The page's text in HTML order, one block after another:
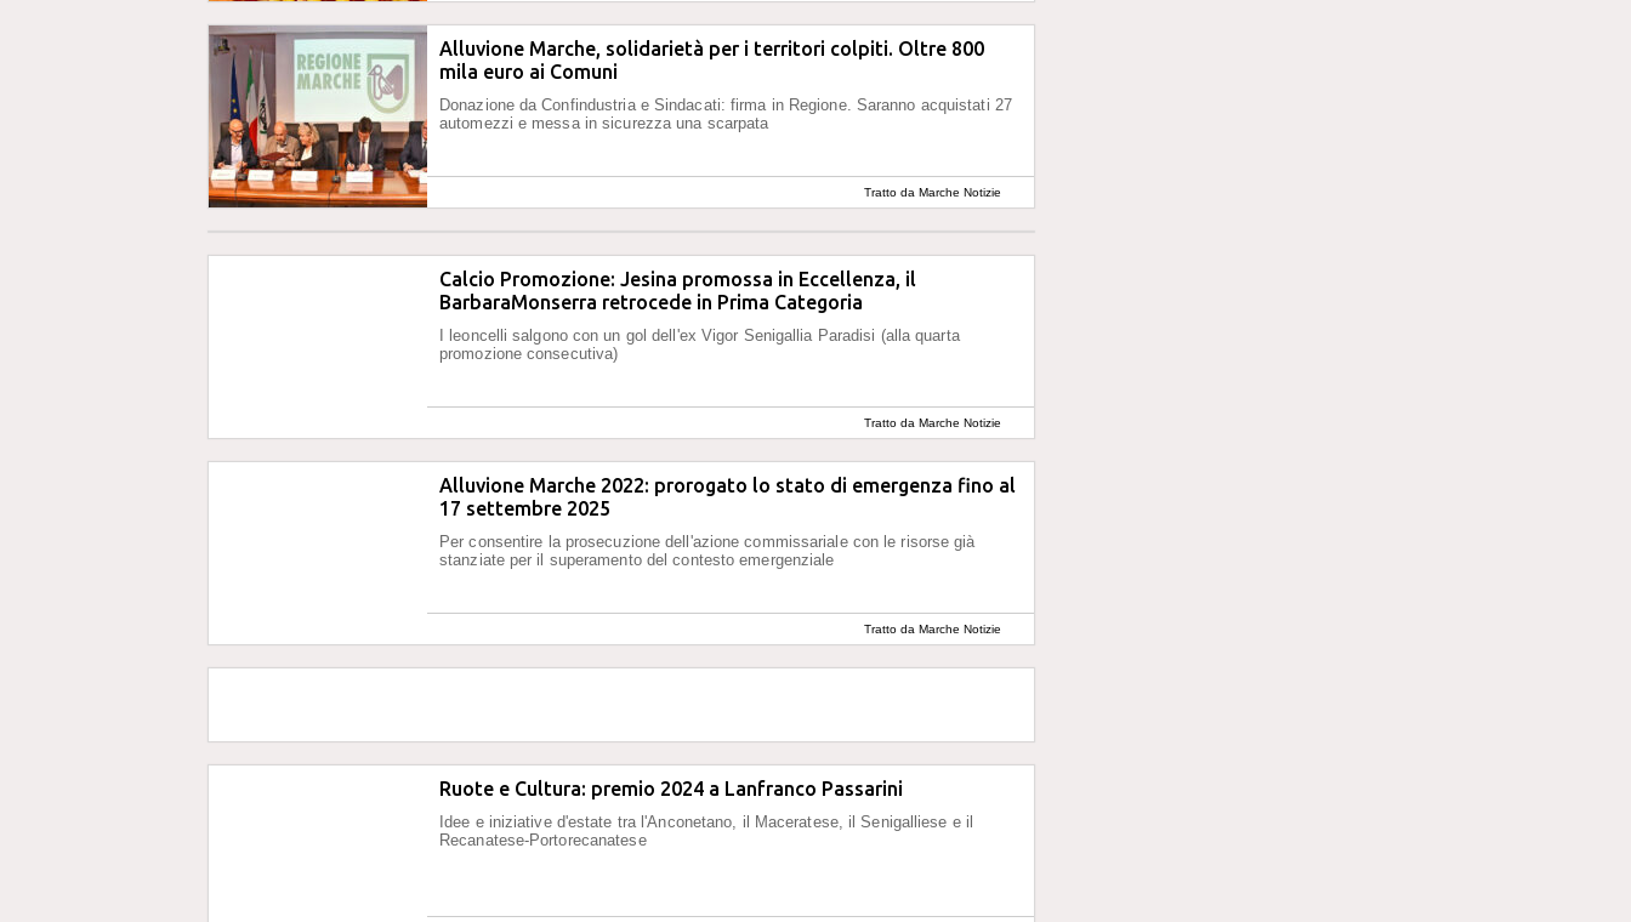
Alluvione Marche, solidarietà per i territori colpiti. Oltre 800
mila euro ai Comuni
Donazione da Confindustria e Sindacati: firma in Regione. Saranno acquistati 27
automezzi e messa in sicurezza una scarpata
Tratto da Marche Notizie
Calcio Promozione: Jesina promossa in Eccellenza, il
BarbaraMonserra retrocede in Prima Categoria
I leoncelli salgono con un gol dell'ex Vigor Senigallia Paradisi (alla quarta
promozione consecutiva)
Tratto da Marche Notizie
Alluvione Marche 2022: prorogato lo stato di emergenza fino al
17 settembre 2025
Per consentire la prosecuzione dell'azione commissariale con le risorse già
stanziate per il superamento del contesto emergenziale
Tratto da Marche Notizie
Ruote e Cultura: premio 2024 a Lanfranco Passarini
Idee e iniziative d'estate tra l'Anconetano, il Maceratese, il Senigalliese e il
Recanatese-Portorecanatese